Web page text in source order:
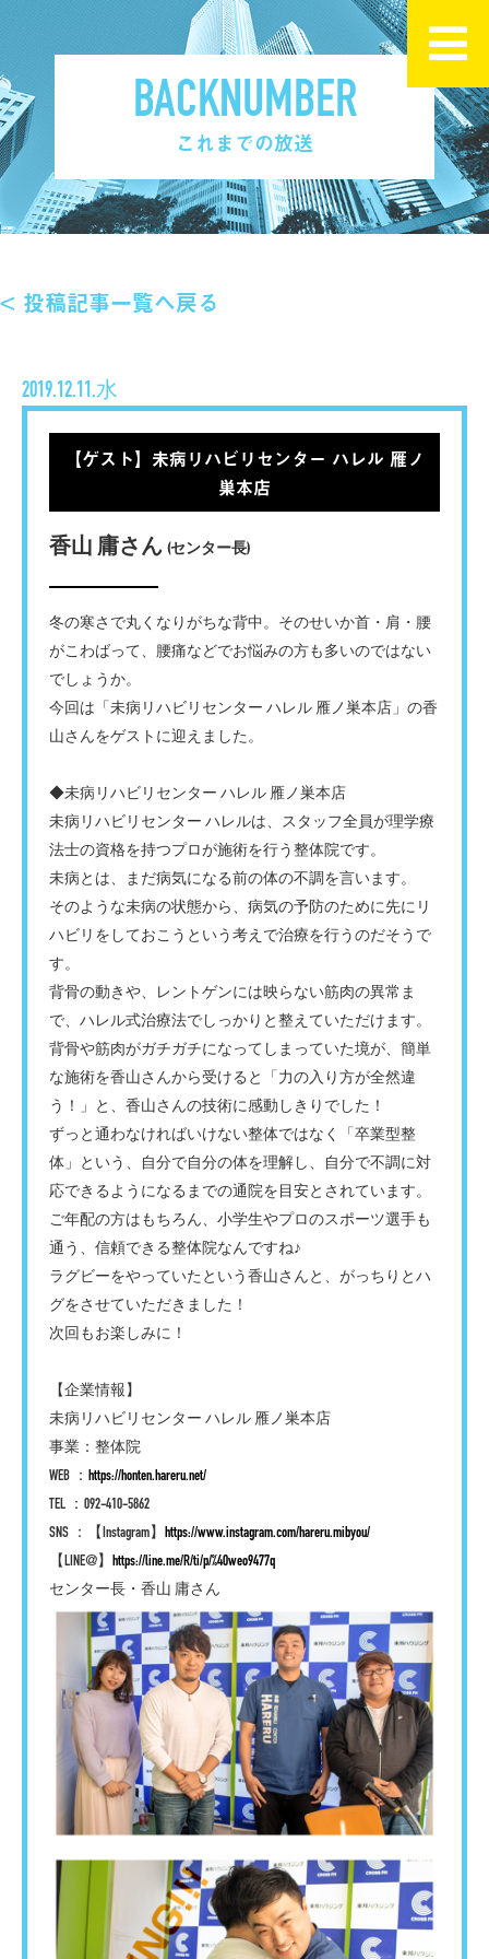
BACKNUMBER
これまでの放送
< 投稿記事一覧へ戻る
2019.12.11.水
【ゲスト】未病リハビリセンター ハレル 雁ノ
巣本店
香山 庸さん (センター長)
冬の寒さで丸くなりがちな背中。そのせいか首・肩・腰
がこわばって、腰痛などでお悩みの方も多いのではない
でしょうか。
今回は「未病リハビリセンター ハレル 雁ノ巣本店」の香
山さんをゲストに迎えました。
◆未病リハビリセンター ハレル 雁ノ巣本店
未病リハビリセンター ハレルは、スタッフ全員が理学療
法士の資格を持つプロが施術を行う整体院です。
未病とは、まだ病気になる前の体の不調を言います。
そのような未病の状態から、病気の予防のために先にリ
ハビリをしておこうという考えで治療を行うのだそうで
す。
背骨の動きや、レントゲンには映らない筋肉の異常ま
で、ハレル式治療法でしっかりと整えていただけます。
背骨や筋肉がガチガチになってしまっていた境が、簡単
な施術を香山さんから受けると「力の入り方が全然違
う！」と、香山さんの技術に感動しきりでした！
ずっと通わなければいけない整体ではなく「卒業型整
体」という、自分で自分の体を理解し、自分で不調に対
応できるようになるまでの通院を目安とされています。
ご年配の方はもちろん、小学生やプロのスポーツ選手も
通う、信頼できる整体院なんですね♪
ラグビーをやっていたという香山さんと、がっちりとハ
グをさせていただきました！
次回もお楽しみに！
【企業情報】
未病リハビリセンター ハレル 雁ノ巣本店
事業：整体院
WEB ： https://honten.hareru.net/
TEL ：092-410-5862
SNS ：【Instagram】 https://www.instagram.com/hareru.mibyou/
【LINE@】 https://line.me/R/ti/p/%40weo9477q
センター長・香山 庸さん